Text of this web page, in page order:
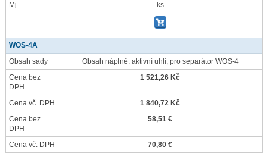
Mj
ks
WOS-4A
Obsah sady
Obsah náplně: aktivní uhlí; pro separátor WOS-4
Cena bez
DPH
1 521,26 Kč
Cena vč. DPH
1 840,72 Kč
Cena bez
DPH
58,51 €
Cena vč. DPH
70,80 €